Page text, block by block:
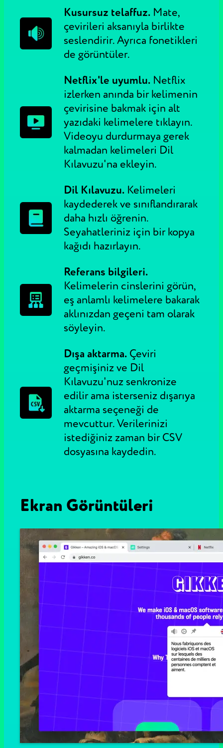
Kusursuz telaffuz. Mate,
çevirileri aksanıyla birlikte
seslendirir. Ayrıca fonetikleri
de görüntüler.
Netflix'le uyumlu. Netflix
izlerken anında bir kelimenin
çevirisine bakmak için alt
yazıdaki kelimelere tıklayın.
Videoyu durdurmaya gerek
kalmadan kelimeleri Dil
Kılavuzu'na ekleyin.
Dil Kılavuzu. Kelimeleri
kaydederek ve sınıflandırarak
daha hızlı öğrenin.
Seyahatleriniz için bir kopya
kağıdı hazırlayın.
Referans bilgileri.
Kelimelerin cinslerini görün,
eş anlamlı kelimelere bakarak
aklınızdan geçeni tam olarak
söyleyin.
Dışa aktarma. Çeviri
geçmişiniz ve Dil
Kılavuzu'nuz senkronize
edilir ama isterseniz dışarıya
aktarma seçeneği de
mevcuttur. Verilerinizi
istediğiniz zaman bir CSV
dosyasına kaydedin.
Ekran Görüntüleri